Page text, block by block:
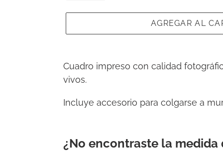
AGREGAR AL
el
producto
tu
compra
Cuadro impreso con calidad
vivos.
Incluye accesorio para colgarse a
¿No encontraste la medida